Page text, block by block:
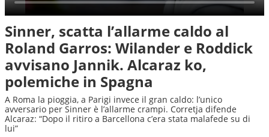
Sinner, scatta l’allarme caldo al
Roland Garros: Wilander e Roddick
avvisano Jannik. Alcaraz ko,
polemiche in Spagna
A Roma la pioggia, a Parigi invece il gran caldo: l’unico
avversario per Sinner è l’allarme crampi. Corretja difende
Alcaraz: “Dopo il ritiro a Barcellona c’era stata malafede su di
lui”